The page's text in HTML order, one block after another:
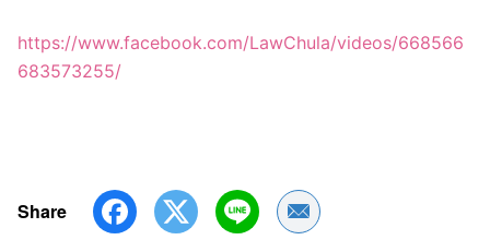
https://www.facebook.com/LawChula/videos/668566
683573255/
Share Share by Email